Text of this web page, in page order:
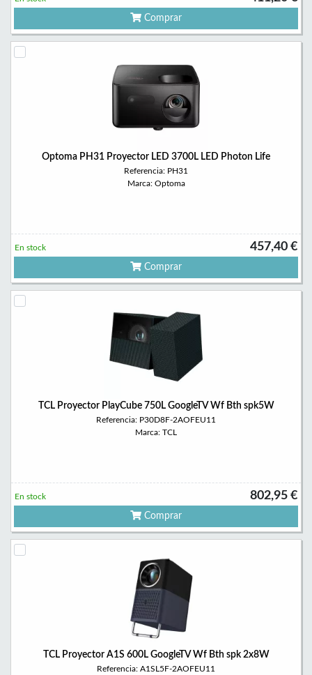
Comprar
Optoma PH31 Proyector LED 3700L LED Photon Life
Referencia: PH31
Marca: Optoma
457,40 €
En stock
Comprar
TCL Proyector PlayCube 750L GoogleTV Wf Bth spk5W
Referencia: P30D8F-2AOFEU11
Marca: TCL
802,95 €
En stock
Comprar
TCL Proyector A1S 600L GoogleTV Wf Bth spk 2x8W
Referencia: A1SL5F-2AOFEU11